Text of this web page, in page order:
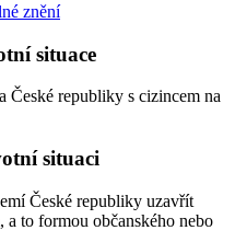
znění
situace
České republiky s cizincem na
situaci
České republiky uzavřít
a to formou občanského nebo